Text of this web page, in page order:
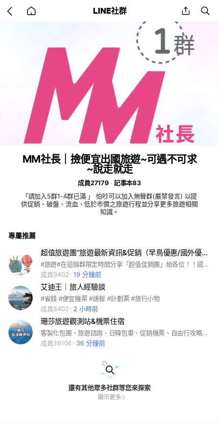
back LINE社群 share
MM社長｜撿便宜出國旅遊~可遇不可求
~說走就走
成員27179
記事本83
「請加入5群1-4群已滿 」 怕吵可以加入無聲群(嚴禁發言) 以提
供促銷、破盤、流血、低於市價之旅遊行程並分享更多旅遊相關
知識。
專屬推薦
超值旅遊團“旅遊最新資訊&促銷（早鳥優惠/國外優惠/特惠促銷/出國跟團）找到了旅遊
#旅遊#在這個群限定時間分享「超值促銷團」給各位！！感謝你的加入。群組是給我們喜歡出國旅行 而設立的旅遊諮詢服務平台。 #超值旅遊團#旅遊最新資訊#促銷#早鳥優惠/國外優惠/特惠促銷#出國#出國跟團 #旅遊諮詢#出國旅遊#旅行#行程規劃#國外旅遊#國內旅遊#跟團#旅遊補助#出遊#日本旅行#韓國旅行#包團#促銷旅遊#台北人#桃園人#新北人#中壢人#板橋人#南崁人#旅遊團#中壢#泰國旅遊#日本旅遊#環遊世界#交友#露營#旅遊資訊#找旅伴#自由行#自助旅遊#代辦簽證#歐洲旅遊#代表護照#北海道#跟團#機票#可樂旅遊#購物團#促銷旅遊#雄獅旅遊#出團#平價旅行#優惠團#一日遊#郵輪#美食#餐券#公司出遊#團購#旅行社#團體旅遊#旅天下#住宿券#員工旅遊#飯店#親子遊#溫泉券#旅展#國內行程#便宜旅遊#飯店優惠#度蜜月#健身#住宿優惠#海釣#釣魚#空拍機#長榮航空#華航#澎湖旅遊#股市#國泰人壽#馬祖旅遊#跑步#瘦身#日本代購#運動#好市多#公益活動#東南旅遊#鳳凰旅遊#交朋友#易遊網#山富#百威旅行#五福旅遊#燦星旅遊#股市#鳳凰旅遊#雙向#雙向旅遊#雙向旅遊#雄獅旅遊#NFT#dcard#0050#航空城#青埔#飆股#房地產#出國去#好康報報#促銷活動#美國#歐洲#非洲#亞洲#世界遺產#古蹟#樂園#美食# 自由行#旅遊規劃師#雙向#澎湖#馬祖#金門#泰國#菲律賓#馬來西亞#越南#日本#土耳其#捷克#促銷優惠# 優質旅遊#量身訂做#旅遊規劃#東南亞#日本#歐美#大陸#離島 #首爾#中越#京阪神#黑部立山#北海道#自由行#機票#櫻花#米其林/追劇/股票/股市/面試/健身/中國/找工作/netflix/喵爸喵媽#奶茶團長#jh吉航旅遊#大豐旅遊#欣欣票券#親子童享#旅遊找#安心旅遊#逐露天下#星宇航空#飯店控#旅遊景分享#出國旅遊最新資訊#旅遊達人網#好想去日本#找到了胖卡#家樂福旅遊#教父海鮮#想好好談戀愛#親子餐廳#優惠便宜#海賊王/銅板美食/吃貨/米其林/環島/民宿/景點/追劇/日劇/韓劇/美劇/火鍋/拉麵/電腦#手機#筆電#工程師#養身#按摩#減肥#談心#聊天#潛水#分享#美甲#球鞋#代購#親子#求職#面試#職場#美劇#追劇#韓劇#創業#美食#甜點#存錢#信用卡#環島#民宿#隱藏版#E起趣旅遊#e起趣#旅遊
成員9402
19 分鐘前
艾迪王｜旅人經驗談
#省錢 #便宜機票 #速報 #計劃票 #旅行小物
成員8402
2 小時前
珊莎旅遊觀測站&機票住宿
客製化包團、旅遊諮詢、日韓包車、促銷機票、自由行攻略、住宿優惠
成員26104
36 分鐘前
還有其他眾多社群等您來探索
顯示更多